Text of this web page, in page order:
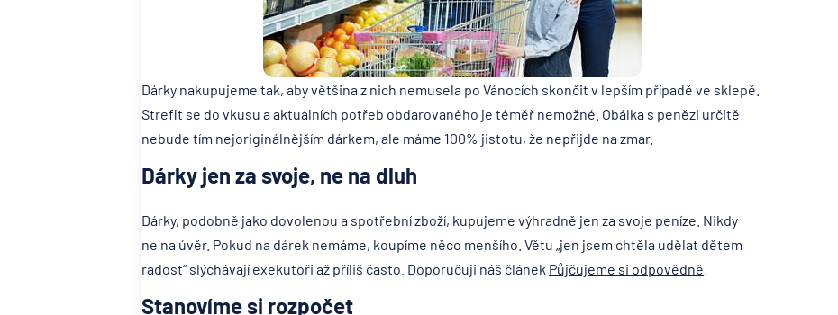
Dárky nakupujeme tak, aby většina z nich nemusela po Vánocích skončit v lepším případě ve sklepě.
Strefit se do vkusu a aktuálních potřeb obdarovaného je téměř nemožné. Obálka s penězi určitě
nebude tím nejoriginálnějším dárkem, ale máme 100% jistotu, že nepřijde na zmar.
Dárky jen za svoje, ne na dluh
Dárky, podobně jako dovolenou a spotřební zboží, kupujeme výhradně jen za svoje peníze. Nikdy
ne na úvěr. Pokud na dárek nemáme, koupíme něco menšího. Větu „jen jsem chtěla udělat dětem
radost“ slýchávají exekutoři až příliš často. Doporučuji náš článek Půjčujeme si odpovědně
Stanovíme si rozpočet